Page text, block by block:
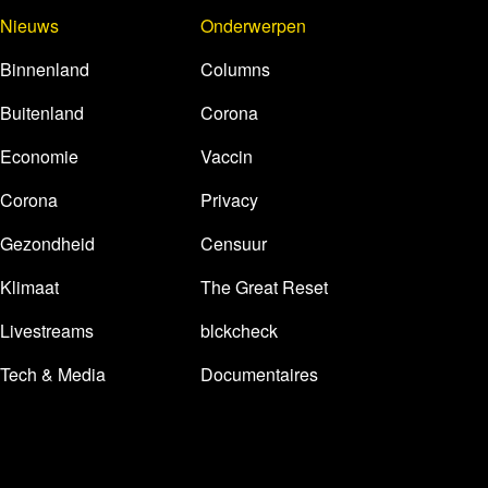
Nieuws
Binnenland
Buitenland
Economie
Corona
Gezondheid
Klimaat
Livestreams
Tech & Media
Onderwerpen
Columns
Corona
Vaccin
Privacy
Censuur
The Great Reset
blckcheck
Documentaires